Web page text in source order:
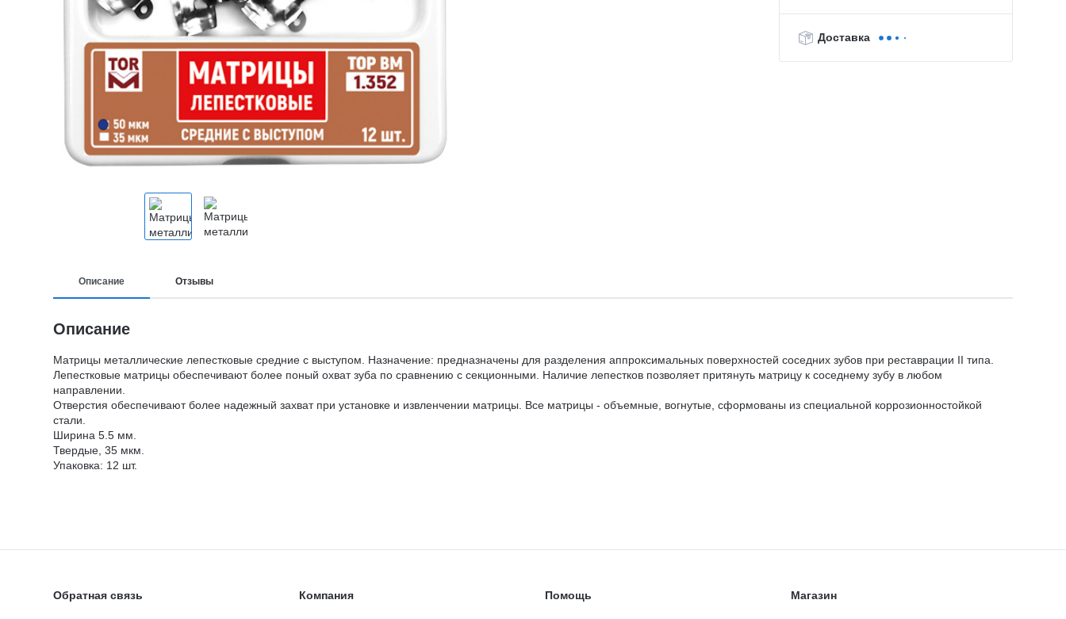
Доставка
Описание Отзывы
Описание
Матрицы металлические лепестковые средние с выступом. Назначение: предназначены для разделения аппроксимальных поверхностей соседних зубов при реставрации II типа.
Лепестковые матрицы обеспечивают более поный охват зуба по сравнению с секционными. Наличие лепестков позволяет притянуть матрицу к соседнему зубу в любом
направлении.
Отверстия обеспечивают более надежный захват при установке и извленчении матрицы. Все матрицы - объемные, вогнутые, сформованы из специальной коррозионностойкой
стали.
Ширина 5.5 мм.
Твердые, 35 мкм.
Упаковка: 12 шт.
Обратная связь Компания Помощь Магазин